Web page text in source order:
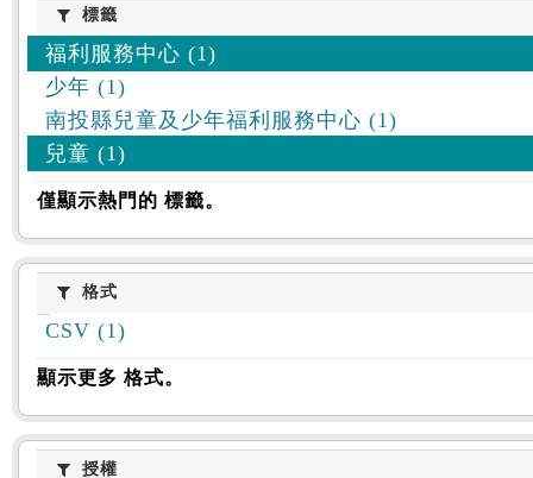
標籤標籤
福利服務中心 (1)
少年 (1)
南投縣兒童及少年福利服務中心 (1)
兒童 (1)
僅顯示熱門的 標籤。
格式格式
CSV (1)
顯示更多 格式。
授權授權